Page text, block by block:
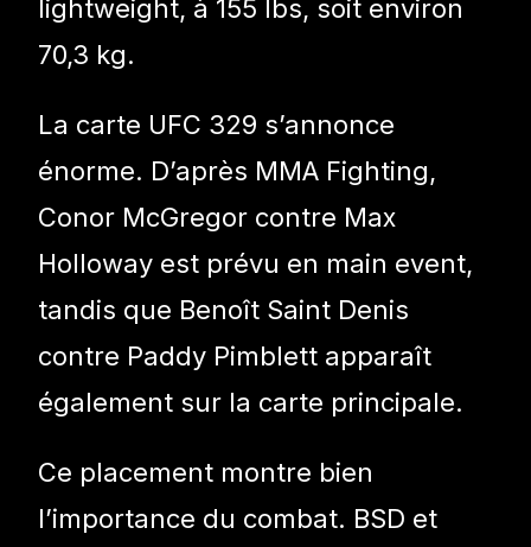
lightweight, à 155 lbs, soit environ
70,3 kg.
La carte UFC 329 s’annonce
énorme. D’après MMA Fighting,
Conor McGregor contre Max
Holloway est prévu en main event,
tandis que Benoît Saint Denis
contre Paddy Pimblett apparaît
également sur la carte principale.
Ce placement montre bien
l’importance du combat. BSD et